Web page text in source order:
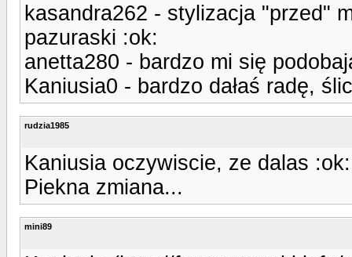
kasandra262 - stylizacja "przed"
pazuraski :ok:
anetta280 - bardzo mi się
Kaniusia0 - bardzo dałaś radę,
rudzia1985
Kaniusia oczywiscie, ze dalas :ok:
Piekna zmiana...
mini89